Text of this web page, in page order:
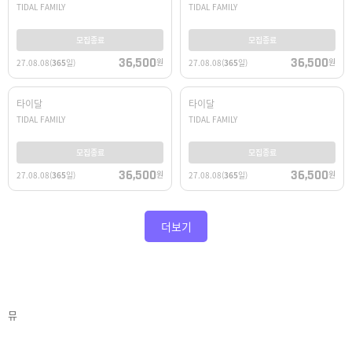
TIDAL FAMILY
모집종료
27.08.08(365일) 36,500원
TIDAL FAMILY
모집종료
27.08.08(365일) 36,500원
타이달
TIDAL FAMILY
모집종료
27.08.08(365일) 36,500원
타이달
TIDAL FAMILY
모집종료
27.08.08(365일) 36,500원
더보기
뮤